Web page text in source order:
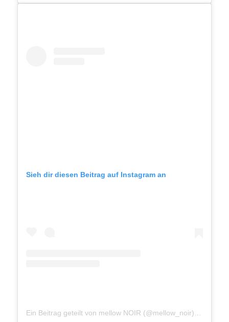
Sieh dir diesen Beitrag auf Instagram an
Ein Beitrag geteilt von mellow NOIR (@mellow_noir)
am